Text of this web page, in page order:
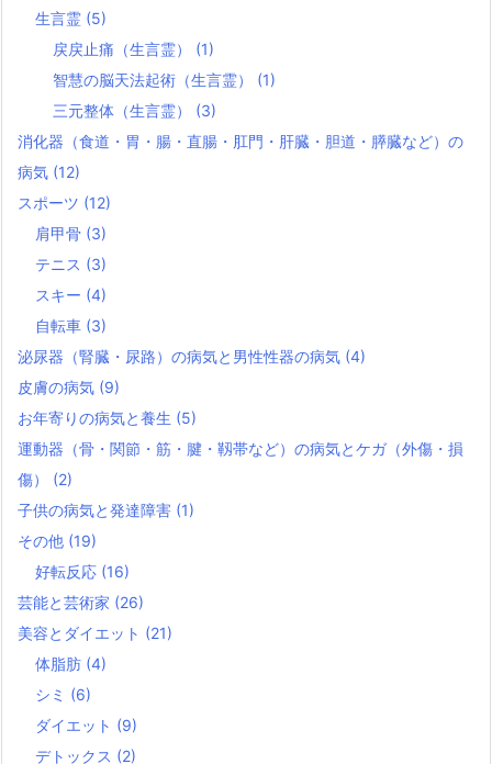
生言霊 (5)
戻戻止痛（生言霊） (1)
智慧の脳天法起術（生言霊） (1)
三元整体（生言霊） (3)
消化器（食道・胃・腸・直腸・肛門・肝臓・胆道・膵臓など）の
病気 (12)
スポーツ (12)
肩甲骨 (3)
テニス (3)
スキー (4)
自転車 (3)
泌尿器（腎臓・尿路）の病気と男性性器の病気 (4)
皮膚の病気 (9)
お年寄りの病気と養生 (5)
運動器（骨・関節・筋・腱・靱帯など）の病気とケガ（外傷・損
傷） (2)
子供の病気と発達障害 (1)
その他 (19)
好転反応 (16)
芸能と芸術家 (26)
美容とダイエット (21)
体脂肪 (4)
シミ (6)
ダイエット (9)
デトックス (2)